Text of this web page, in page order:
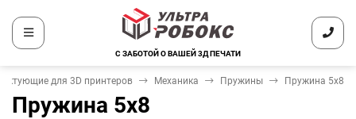
С ЗАБОТОЙ О ВАШЕЙ 3Д ПЕЧАТИ
для 3D принтеров Механика Пружины Пружина 5x8
Пружина 5x8